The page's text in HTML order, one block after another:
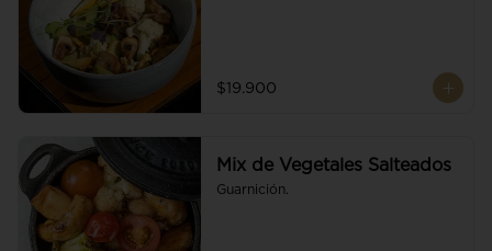
$19.900
Mix de Vegetales Salteados
Guarnición.